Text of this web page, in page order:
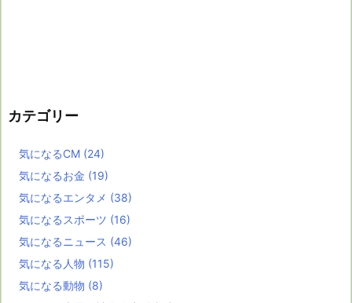
カテゴリー
気になるCM (24)
気になるお金 (19)
気になるエンタメ (38)
気になるスポーツ (16)
気になるニュース (46)
気になる人物 (115)
気になる動物 (8)